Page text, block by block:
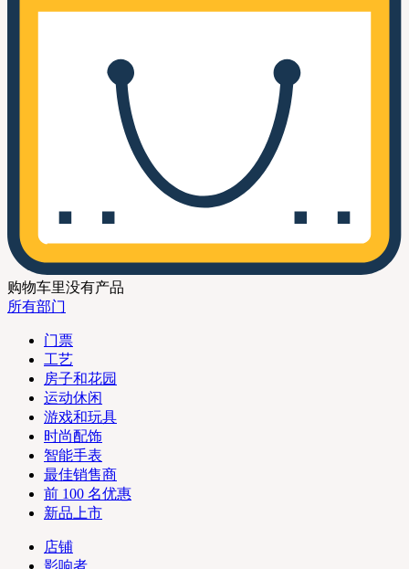
购物车里没有产品
所有部门
门票
工艺
房子和花园
运动休闲
游戏和玩具
时尚配饰
智能手表
最佳销售商
前 100 名优惠
新品上市
店铺
影响者